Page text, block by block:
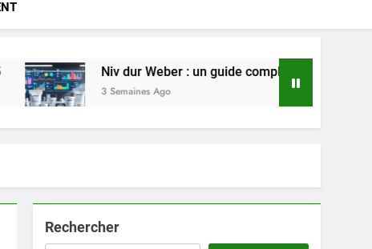
Niv dur Weber : un guide complet pour choisir le bon produit en
3 Semaines Ago
Rechercher